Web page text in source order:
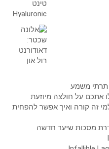
תרתי משמע
זה קורה ואיך אפשר להפחית
מסכות שיער חדשה